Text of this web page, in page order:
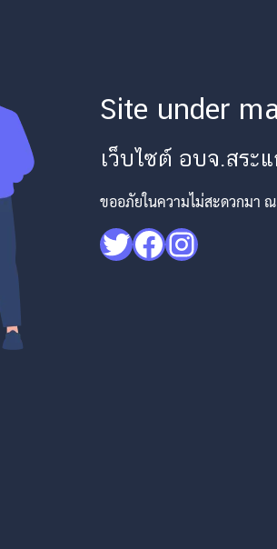
Site under
เว็บไซต์ อบจ.สระ
ขออภัยในความไม่สะดวกมา
Twitter
Facebook